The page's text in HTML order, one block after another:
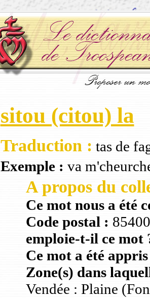
sitou (citou) la
Traduction : tas de
Exemple : va
A propos du
Ce mot nous a été
Code postal :
emploie-t-il ce mot
Ce mot a été
Zone(s) dans
Vendée : Plaine